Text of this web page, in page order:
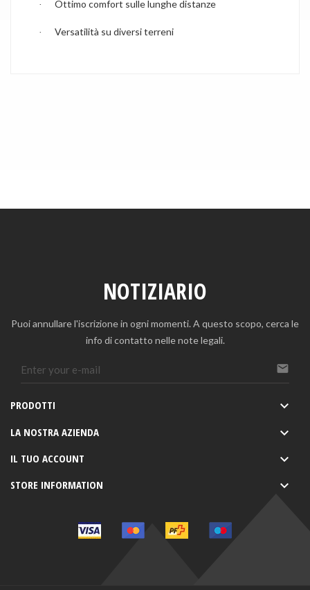
· Ottimo comfort sulle lunghe distanze
· Versatilità su diversi terreni
NOTIZIARIO
Puoi annullare l'iscrizione in ogni momenti. A questo scopo, cerca le
info di contatto nelle note legali.

PRODOTTI 
LA NOSTRA AZIENDA 
IL TUO ACCOUNT 
STORE INFORMATION 